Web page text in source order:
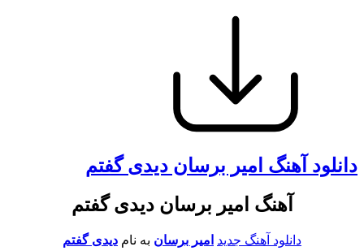
دانلود آهنگ امیر برسان دیدی گفتم
آهنگ امیر برسان دیدی گفتم
دانلود آهنگ جدید امیر برسان به نام دیدی گفتم